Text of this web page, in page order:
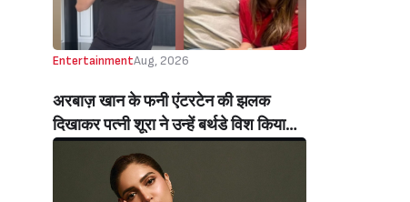
Don’t Come True?’)
EntertainmentAug, 2026
अरबाज़ खान के फनी एंटरटेन की झलक
दिखाकर पत्नी शूरा ने उन्हें बर्थडे विश किया
(Arbaaz Khan’s Wife, Sshura,
Wished Him A Happy Birthday By
Sharing A Glimpse Of His Fun,